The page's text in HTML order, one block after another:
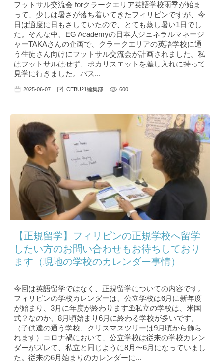
フットサル交流会 forクラークエリア英語学校雨季が始ま
って、少しは暑さが落ち着いてきたフィリピンですが、今
日は適度に日もさしていたので、とても蒸し暑い1日でし
た。そんな中、EG Academyの日本人ジェネラルマネージ
ャーTAKAさんの企画で、クラークエリアの英語学校に通
う生徒さん向けにフットサル交流会が計画されました。私
はフットサルはせず、ポカリスエットを差し入れに持って
見学に行きました。バス...
2025-06-07 CEBU21編集部 600
【正規留学】フィリピンの正規学校へ留学
したい方のお問い合わせもお待ちしており
ます（現地の学校のカレンダー事情）
今回は英語留学ではなく、正規留学についての内容です。
フィリピンの学校カレンダーは、公立学校は6月に新年度
が始まり、3月に年度が終わります⛱私立の学校は、米国
式？なのか、8月頃始まり6月に終わる学校が多いです。
（子供達の通う学校。クリスマスツリーは9月頃から飾ら
れます）コロナ禍において、公立学校は従来の学校カレン
ダーがズレて、私立と同じように8月〜6月になっていまし
た。従来の6月始まりのカレンダーに...